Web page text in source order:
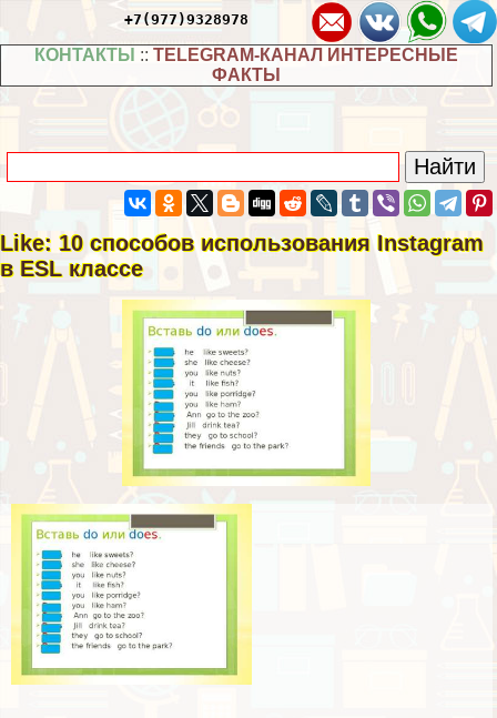
+7(977)9328978
КОНТАКТЫ :: TELEGRAM-КАНАЛ ИНТЕРЕСНЫЕ
ФАКТЫ
Like: 10 способов использования Instagram
в ESL классе